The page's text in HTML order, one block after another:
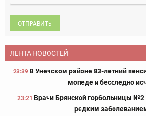
ОТПРАВИТЬ
ЛЕНТА НОВОСТЕЙ
23:39 В Унечском районе 83-летний
мопеде и бесследно
23:21 Врачи Брянской горбольницы №2
редким